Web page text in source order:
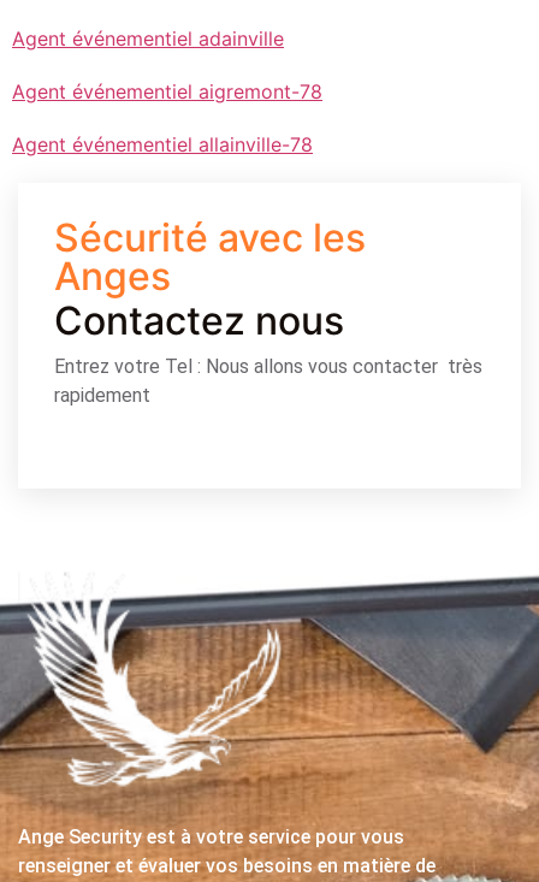
Agent événementiel adainville
Agent événementiel aigremont-78
Agent événementiel allainville-78
Sécurité avec les
Anges
Contactez nous
Entrez votre Tel : Nous allons vous contacter très
rapidement
Ange Security est à votre service pour vous
renseigner et évaluer vos besoins en matière de